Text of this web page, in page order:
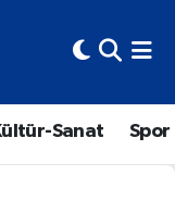
Sanat Spor